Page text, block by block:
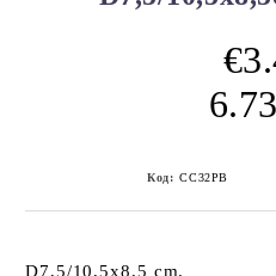
Код: CC32PB
D7,5/10,5x8,5 cm.